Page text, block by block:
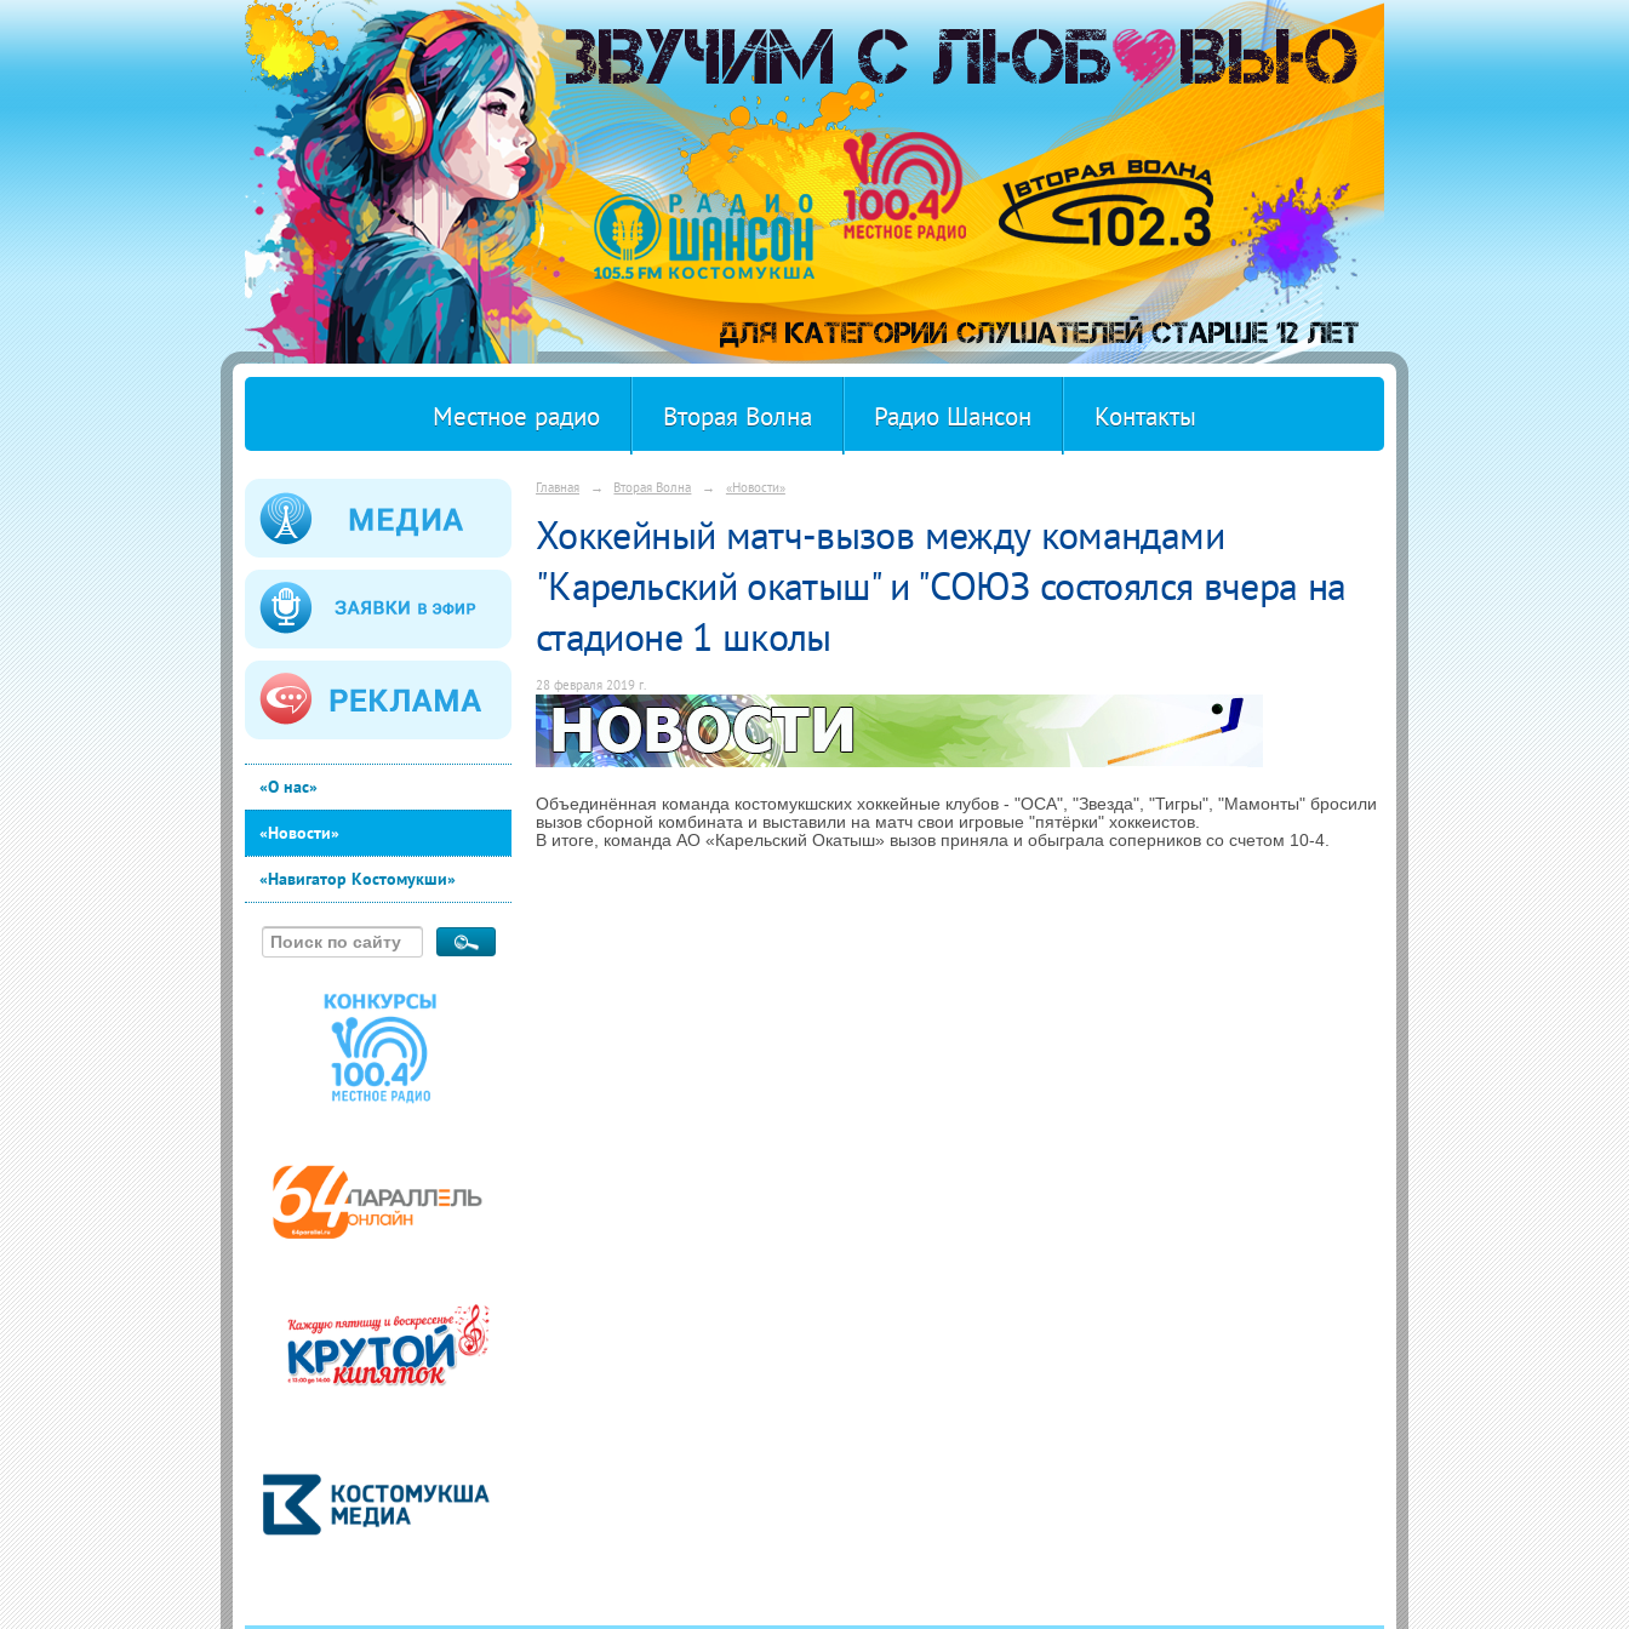
Местное радио Вторая Волна Радио Шансон Контакты
«О нас»
«Новости»
«Навигатор Костомукши»
Главная → Вторая Волна → «Новости»
Хоккейный матч-вызов между командами
"Карельский окатыш" и "СОЮЗ состоялся вчера на
стадионе 1 школы
28 февраля 2019 г.
Объединённая команда костомукшских хоккейные клубов - "ОСА", "Звезда", "Тигры", "Мамонты" бросили
вызов сборной комбината и выставили на матч свои игровые "пятёрки" хоккеистов.
В итоге, команда АО «Карельский Окатыш» вызов приняла и обыграла соперников со счетом 10-4.